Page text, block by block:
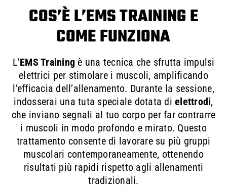
COS’È L’EMS TRAINING E
COME FUNZIONA
L’EMS Training è una tecnica che sfrutta impulsi
elettrici per stimolare i muscoli, amplificando
l’efficacia dell’allenamento. Durante la sessione,
indosserai una tuta speciale dotata dielettrodi,
che inviano segnali al tuo corpo per far contrarre
i muscoli in modo profondo e mirato. Questo
trattamento consente di lavorare su più gruppi
muscolari contemporaneamente, ottenendo
risultati più rapidi rispetto agli allenamenti
tradizionali.